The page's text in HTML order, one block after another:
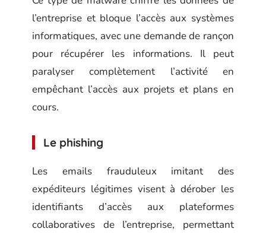
l’entreprise et bloque l’accès aux systèmes
informatiques, avec une demande de rançon
pour récupérer les informations. Il peut
paralyser complètement l’activité en
empêchant l’accès aux projets et plans en
cours.
Le phishing
Les emails frauduleux imitant des
expéditeurs légitimes visent à dérober les
identifiants d’accès aux plateformes
collaboratives de l’entreprise, permettant